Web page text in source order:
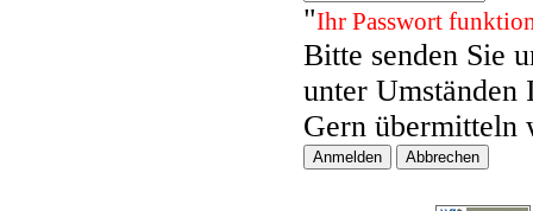
"Ihr Passwort
Bitte senden Sie
unter Umständen
Gern übermitteln